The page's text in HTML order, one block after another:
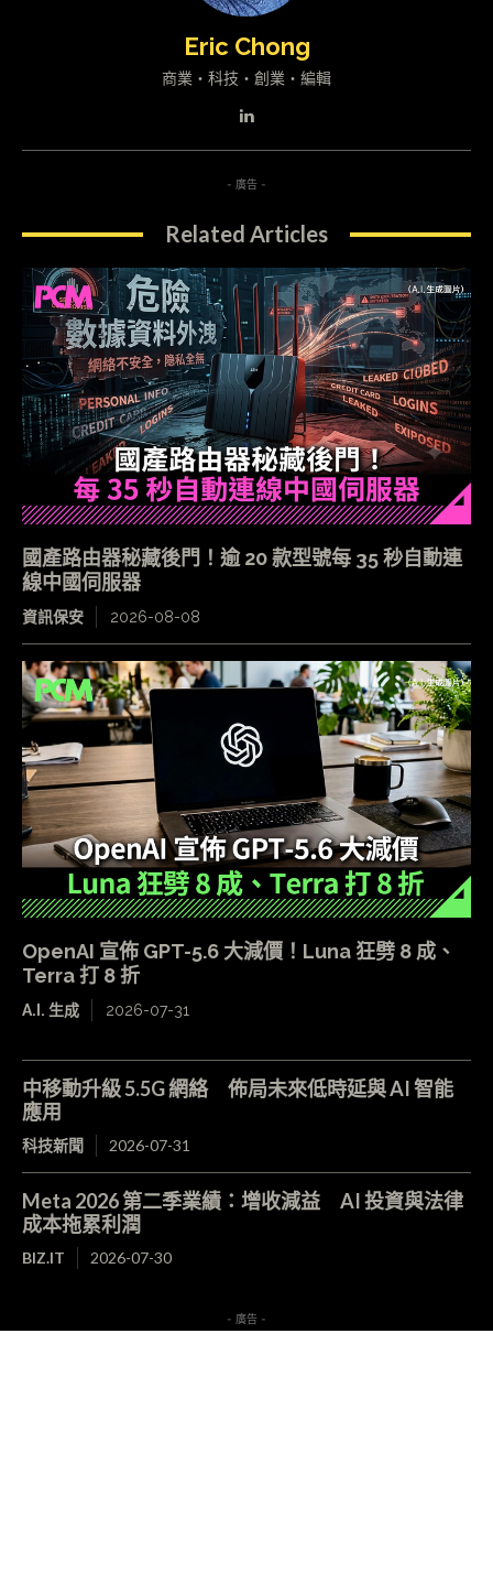
Eric Chong
商業・科技・創業・編輯
- 廣告 -
Related Articles
國產路由器秘藏後門！逾 20 款型號每 35 秒自動連
線中國伺服器
資訊保安 2026-08-08
OpenAI 宣佈 GPT-5.6 大減價！Luna 狂劈 8 成、
Terra 打 8 折
A.I. 生成 2026-07-31
中移動升級 5.5G 網絡 佈局未來低時延與 AI 智能
應用
科技新聞 2026-07-31
Meta 2026 第二季業績：增收減益 AI 投資與法律
成本拖累利潤
BIZ.IT 2026-07-30
- 廣告 -